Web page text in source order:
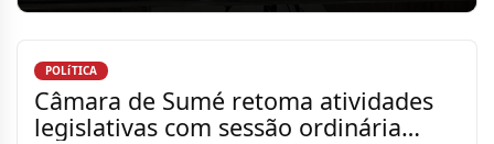
POLíTICA
Câmara de Sumé retoma atividades
legislativas com sessão ordinária